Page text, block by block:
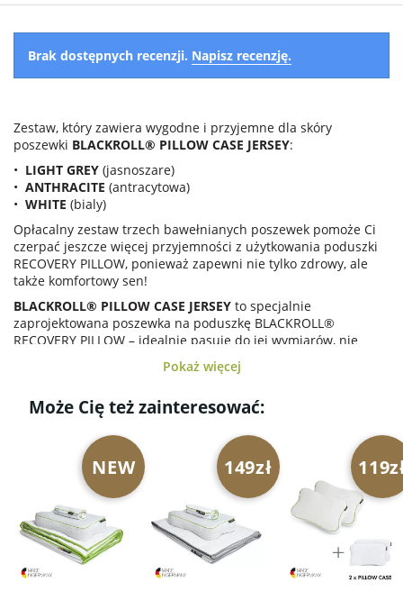
Brak dostępnych recenzji. Napisz recenzję.
Zestaw, który zawiera wygodne i przyjemne dla skóry
poszewki BLACKROLL® PILLOW CASE JERSEY:
• LIGHT GREY (jasnoszare)
• ANTHRACITE (antracytowa)
• WHITE (bialy)
Opłacalny zestaw trzech bawełnianych poszewek pomoże Ci
czerpać jeszcze więcej przyjemności z użytkowania poduszki
RECOVERY PILLOW, ponieważ zapewni nie tylko zdrowy, ale
także komfortowy sen!
BLACKROLL® PILLOW CASE JERSEY to specjalnie
zaprojektowana poszewka na poduszkę BLACKROLL®
RECOVERY PILLOW – idealnie pasuje do jej wymiarów, nie
z wysokiej jakości, miękkiej i przyjemnej dla skóry
oddychającej bawełny, która szybko schnie. Odpowiednia dla
alergików. Posiada solidny, wewnętrzny zamek błyskawiczny,
co umożliwia jej łatwą i szybką wymianę.
Podczas produkcji BLACKROLL® pozostaje wierny swoim
wysokim standardom –
PILLOW CASE JERSEY
wykonana jest z
ekologicznych materiałów. Zarówno poszewka, jak i poduszka
są produkowane w Niemczech i posiadają certyfikat OEKO-
TEX® STANDARD 100.
STANDARD 100 by OEKO-TEX® to wiodący na świecie
Pokaż więcej
Może Cię też zainteresować:
NEW 149zł